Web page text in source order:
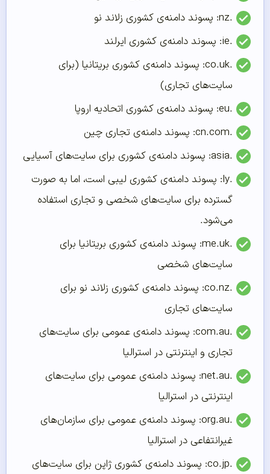
.nz: پسوند دامنه‌ی کشوری زلاند نو
.ie: پسوند دامنه‌ی کشوری ایرلند
.co.uk: پسوند دامنه‌ی کشوری بریتانیا (برای
سایت‌های تجاری)
.eu: پسوند دامنه‌ی کشوری اتحادیه اروپا
.cn.com: پسوند دامنه‌ی تجاری چین
.asia: پسوند دامنه‌ی کشوری برای سایت‌های آسیایی
.ly: پسوند دامنه‌ی کشوری لیبی است، اما به صورت
گسترده برای سایت‌های شخصی و تجاری استفاده
می‌شود.
.me.uk: پسوند دامنه‌ی کشوری بریتانیا برای
سایت‌های شخصی
.co.nz: پسوند دامنه‌ی کشوری زلاند نو برای
سایت‌های تجاری
.com.au: پسوند دامنه‌ی عمومی برای سایت‌های
تجاری و اینترنتی در استرالیا
.net.au: پسوند دامنه‌ی عمومی برای سایت‌های
اینترنتی در استرالیا
.org.au: پسوند دامنه‌ی عمومی برای سازمان‌های
غیرانتفاعی در استرالیا
.co.jp: پسوند دامنه‌ی کشوری ژاپن برای سایت‌های